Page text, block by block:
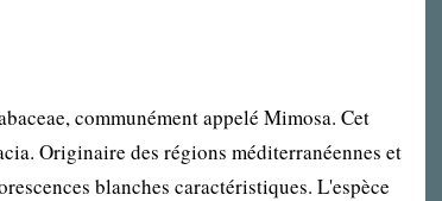
communément appelé Mimosa. Cet
Originaire des régions méditerranéennes et
blanches caractéristiques. L'espèce